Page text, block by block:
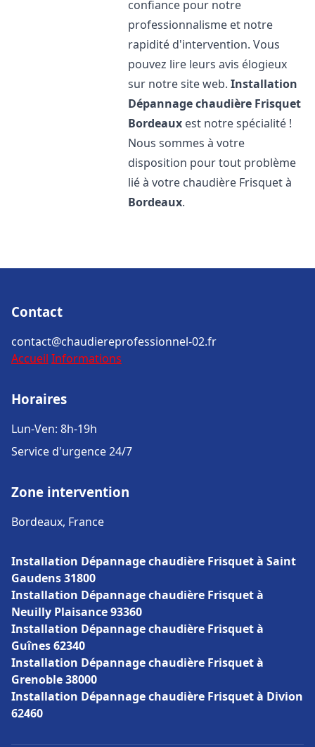
confiance pour notre
professionnalisme et notre
rapidité d'intervention. Vous
pouvez lire leurs avis élogieux
sur notre site web.Installation
Dépannage chaudière Frisquet
Bordeaux est notre spécialité !
Nous sommes à votre
disposition pour tout problème
lié à votre chaudière Frisquet à
Bordeaux.
Contact
contact@chaudiereprofessionnel-02.fr
Accueil Informations
Horaires
Lun-Ven: 8h-19h
Service d'urgence 24/7
Zone intervention
Bordeaux, France
Installation Dépannage chaudière Frisquet à Saint
Gaudens 31800
Installation Dépannage chaudière Frisquet à
Neuilly Plaisance 93360
Installation Dépannage chaudière Frisquet à
Guînes 62340
Installation Dépannage chaudière Frisquet à
Grenoble 38000
Installation Dépannage chaudière Frisquet à Divion
62460